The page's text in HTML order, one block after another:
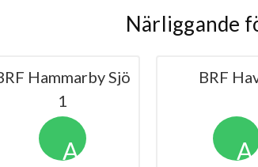
Närliggande
BRF Havet
HSB
nr